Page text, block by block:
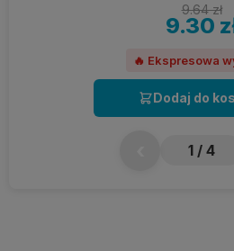
9.64 zł
9.30
🔥 Ekspresowa
Dodaj do
1 / 4